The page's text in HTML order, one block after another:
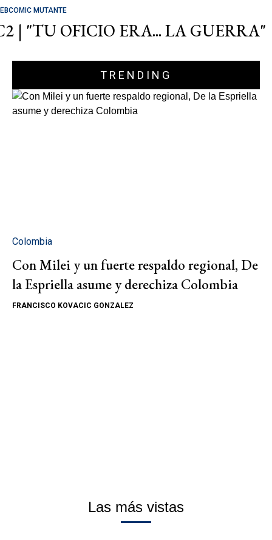
MUTANTE
| "TU OFICIO ERA... LA GUERRA"
TRENDING
Colombia
Con Milei y un fuerte respaldo regional, De
la Espriella asume y derechiza Colombia
FRANCISCO KOVACIC GONZALEZ
Las más vistas